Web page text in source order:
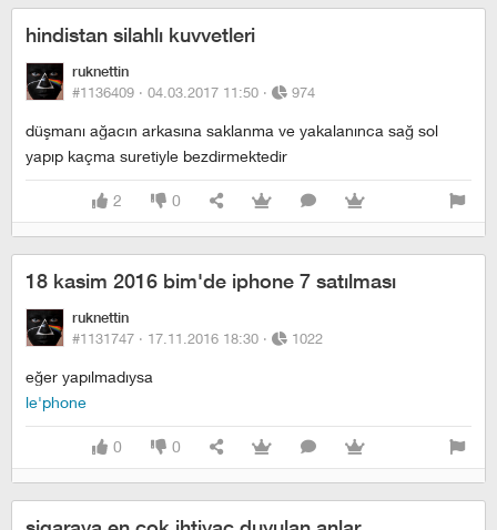
hindistan silahlı kuvvetleri
ruknettin
#1136409 · 04.03.2017 11:50 · 974
düşmanı ağacın arkasına saklanma ve yakalanınca sağ sol
yapıp kaçma suretiyle bezdirmektedir
2 0
18 kasim 2016 bim'de iphone 7 satılması
ruknettin
#1131747 · 17.11.2016 18:30 · 1022
eğer yapılmadıysa
le'phone
0 0